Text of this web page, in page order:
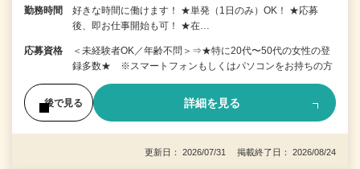
勤務時間
好きな時間に働けます！ ★単発（1日のみ）OK！ ★応募
後、即お仕事開始も可！ ★在…
応募資格
＜未経験者OK／年齢不問＞⇒★特に20代〜50代の女性の登
録多数★ ※スマートフォンもしくはパソコンをお持ちの方
後で見る 詳細を見る
更新日： 2026/07/31 掲載終了日： 2026/08/24